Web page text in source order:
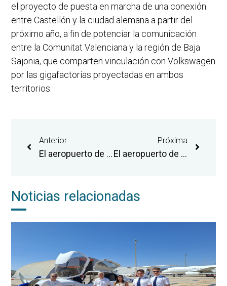
el proyecto de puesta en marcha de una conexión
entre Castellón y la ciudad alemana a partir del
próximo año, a fin de potenciar la comunicación
entre la Comunitat Valenciana y la región de Baja
Sajonia, que comparten vinculación con Volkswagen
por las gigafactorías proyectadas en ambos
territorios.
Anterior
El aeropuerto de Castellón activa la ruta estival de Katowice con una oferta de vuelos que duplica la del verano anterior
Próxima
El aeropuerto de Castellón adjudica la explotación de una segunda cafetería en la terminal de pasajeros
Noticias relacionadas